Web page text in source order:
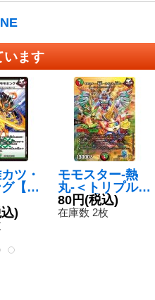
います
ツ・
【V
1
)
モモスター-熱
丸-＜トリプル.S
tar＞【-】{CP9/
Y20}《多》
80円(税込)
在庫数 2枚